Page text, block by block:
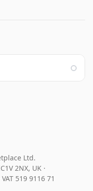
Ltd.
2NX, UK ·
VAT 519 9116 71